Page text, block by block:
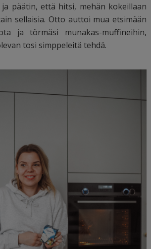
päätin, että hitsi, mehän kokeillaan
sellaisia. Otto auttoi mua etsimään
ja törmäsi munakas-muffineihin,
tosi simppeleitä tehdä.